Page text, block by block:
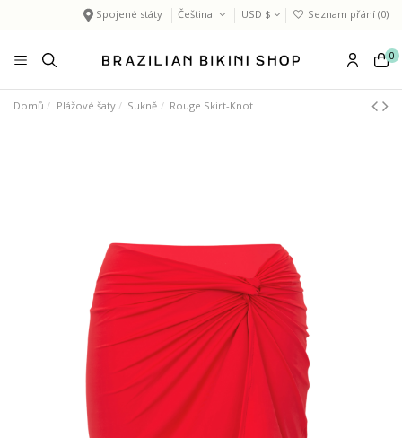
Spojené státy Čeština USD $ Seznam přání (0)
0
Domů Plážové šaty Sukně Rouge Skirt-Knot